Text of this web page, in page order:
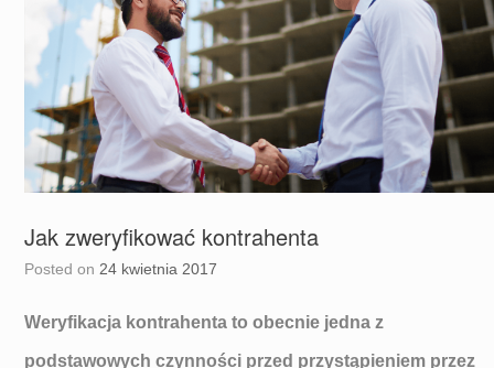
Jak zweryfikować kontrahenta
Posted on 24 kwietnia 2017
Weryfikacja kontrahenta to obecnie jedna z
podstawowych czynności przed przystąpieniem przez